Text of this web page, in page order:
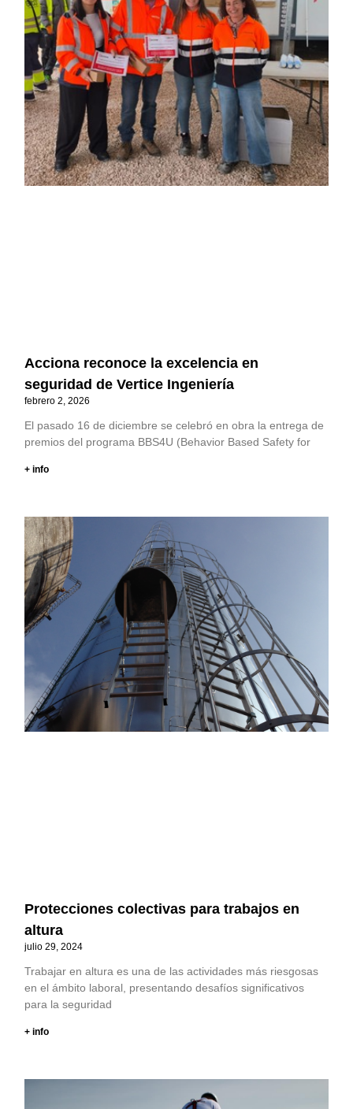
Acciona reconoce la excelencia en
seguridad de Vertice Ingeniería
febrero 2, 2026
El pasado 16 de diciembre se celebró en obra la entrega de
premios del programa BBS4U (Behavior Based Safety for
+ info
Protecciones colectivas para trabajos en
altura
julio 29, 2024
Trabajar en altura es una de las actividades más riesgosas
en el ámbito laboral, presentando desafíos significativos
para la seguridad
+ info